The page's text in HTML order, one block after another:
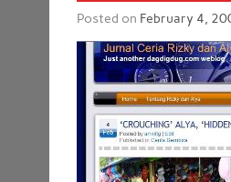
Posted on February 4,